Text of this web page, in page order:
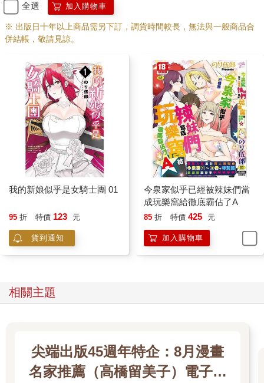
全選 加入購物車
※ 出版日十年以上商品需另下訂，調貨時間較長，無法與一般商品合
併結帳，敬請見諒。
我的新娘似乎是女騎士團 01
95 折 特價 123 元
貨到通知
今泉家似乎已經被辣妹們當
成玩樂窩給徹底霸佔了A
85 折 特價 425 元
加入購物車
相關主題
尖端出版45週年特企：8月漫畫
名家推薦（高橋留美子）電子書